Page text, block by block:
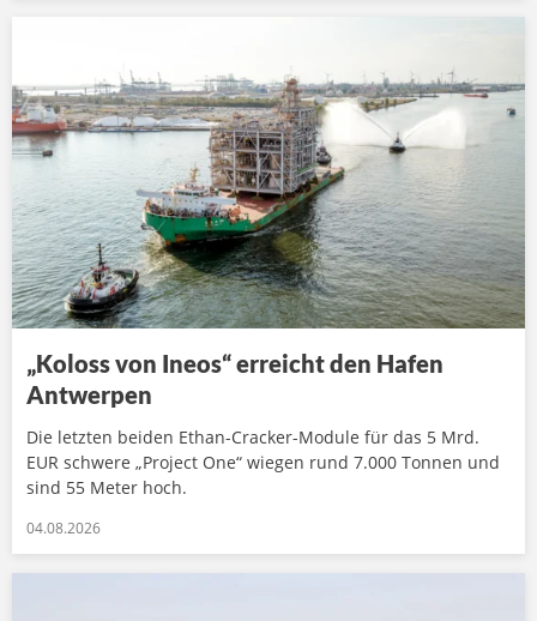
„Koloss von Ineos“ erreicht den Hafen
Antwerpen
Die letzten beiden Ethan-Cracker-Module für das 5 Mrd.
EUR schwere „Project One“ wiegen rund 7.000 Tonnen und
sind 55 Meter hoch.
04.08.2026